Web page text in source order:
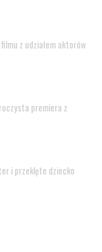
z udziałem aktorów
premiera z
i przeklęte dziecko